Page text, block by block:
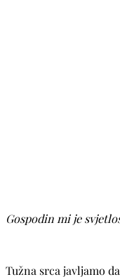
Gospodin mi je
Tužna srca javljamo